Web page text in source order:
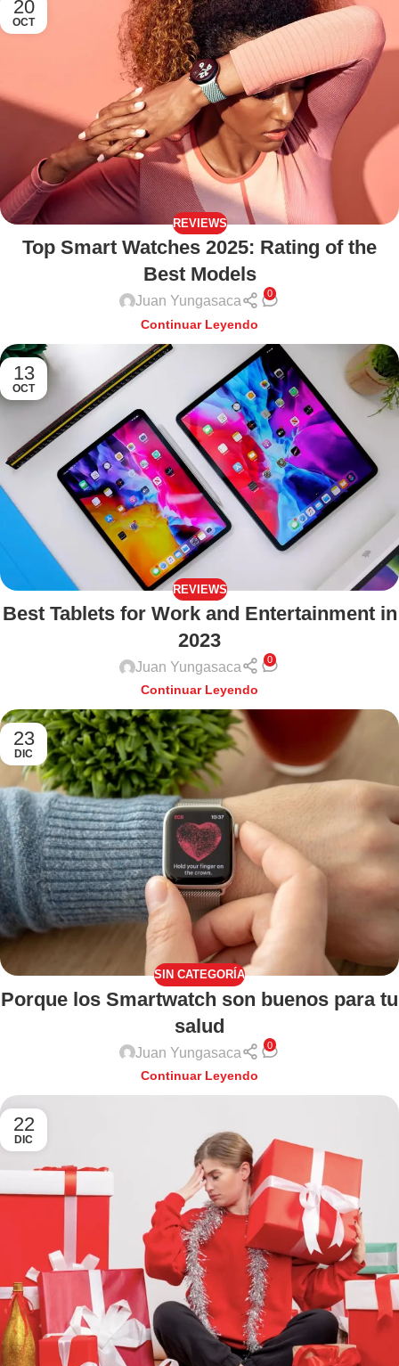
20
OCT
REVIEWS
Top Smart Watches 2025: Rating of the
Best Models
Juan Yungasaca
0
Continuar Leyendo
13
OCT
REVIEWS
Best Tablets for Work and Entertainment in
2023
Juan Yungasaca
0
Continuar Leyendo
23
DIC
SIN CATEGORÍA
Porque los Smartwatch son buenos para tu
salud
Juan Yungasaca
0
Continuar Leyendo
22
DIC